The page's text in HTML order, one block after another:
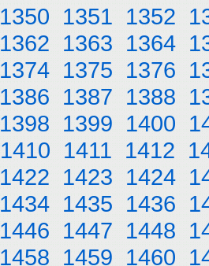
1350 1351 1352
1362 1363 1364
1374 1375 1376
1386 1387 1388
1398 1399 1400
1410 1411 1412
1422 1423 1424
1434 1435 1436
1446 1447 1448
1458 1459 1460